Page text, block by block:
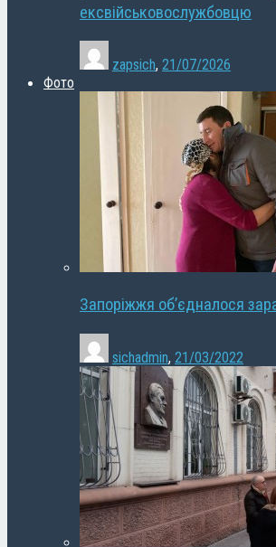
ексвійськовослужбовцю
zapsich, 21/07/2026
Фото
Запоріжжя об’єдналося
sichadmin, 21/03/2022